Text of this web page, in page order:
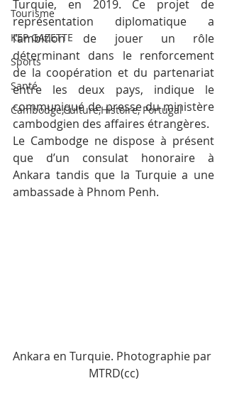
Tourisme
KEP GAZETTE
Sports
Santé
Cambodge,Culture,Histoire, Portugal
Turquie, en 2019. Ce projet de
représentation diplomatique a
l’ambition de jouer un rôle
déterminant dans le renforcement
de la coopération et du partenariat
entre les deux pays, indique le
communiqué de presse du ministère
cambodgien des affaires étrangères.
Le Cambodge ne dispose à présent
que d’un consulat honoraire à
Ankara tandis que la Turquie a une
ambassade à Phnom Penh.
Ankara en Turquie. Photographie par
MTRD(cc)